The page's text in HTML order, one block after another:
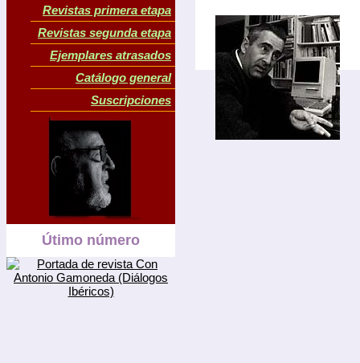
Revistas primera etapa
Revistas segunda etapa
Ejemplares atrasados
Catálogo general
Suscripciones
Útimo número